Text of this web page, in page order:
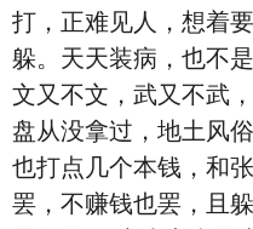
打，正难见人，想着
躲。天天装病，也不
文又不文，武又不武
盘从没拿过，地土风
也打点几个本钱，和
罢，不赚钱也罢，且